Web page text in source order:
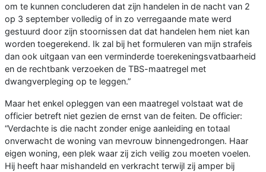
om te kunnen concluderen dat zijn handelen in de nacht van 2
op 3 september volledig of in zo verregaande mate werd
gestuurd door zijn stoornissen dat dat handelen hem niet kan
worden toegerekend. Ik zal bij het formuleren van mijn strafeis
dan ook uitgaan van een verminderde toerekeningsvatbaarheid
en de rechtbank verzoeken de TBS-maatregel met
dwangverpleging op te leggen.”
Maar het enkel opleggen van een maatregel volstaat wat de
officier betreft niet gezien de ernst van de feiten. De officier:
“Verdachte is die nacht zonder enige aanleiding en totaal
onverwacht de woning van mevrouw binnengedrongen. Haar
eigen woning, een plek waar zij zich veilig zou moeten voelen.
Hij heeft haar mishandeld en verkracht terwijl zij amper bij